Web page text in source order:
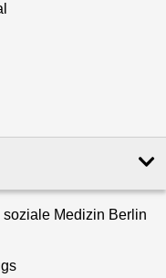
soziale Medizin Berlin